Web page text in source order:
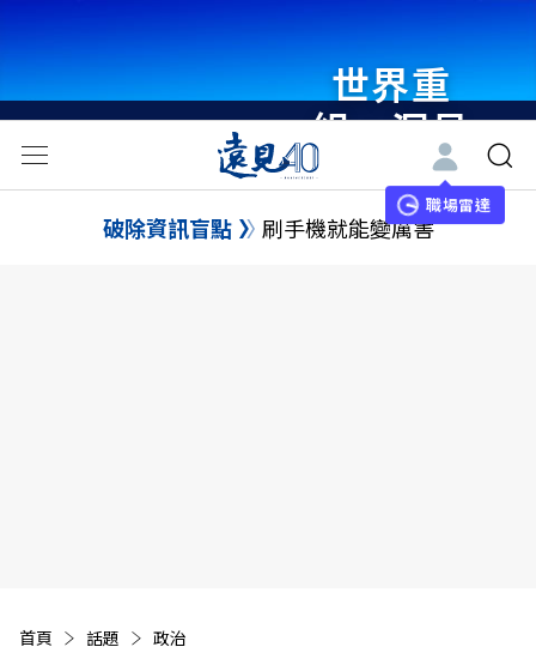
世界重
組・洞見
未來 與
世界領袖
職場雷達
破除資訊盲點 刷手機就能變厲害
首頁 話題 政治